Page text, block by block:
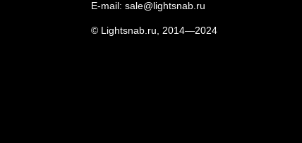
E-mail: sale@lightsnab.ru
© Lightsnab.ru, 2014—2024